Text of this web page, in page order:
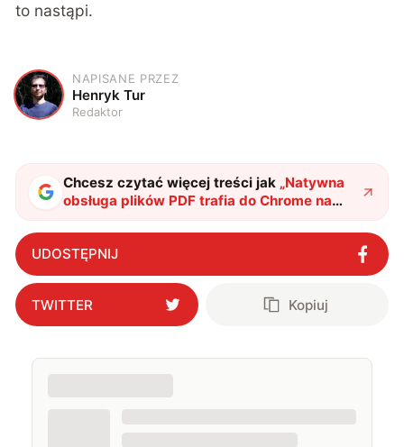
to nastąpi.
H
NAPISANE PRZEZ
Henryk Tur
Redaktor
Chcesz czytać więcej treści jak „Natywna
obsługa plików PDF trafia do Chrome na
Androida. Tak jakby"?
UDOSTĘPNIJ
TWITTER Kopiuj